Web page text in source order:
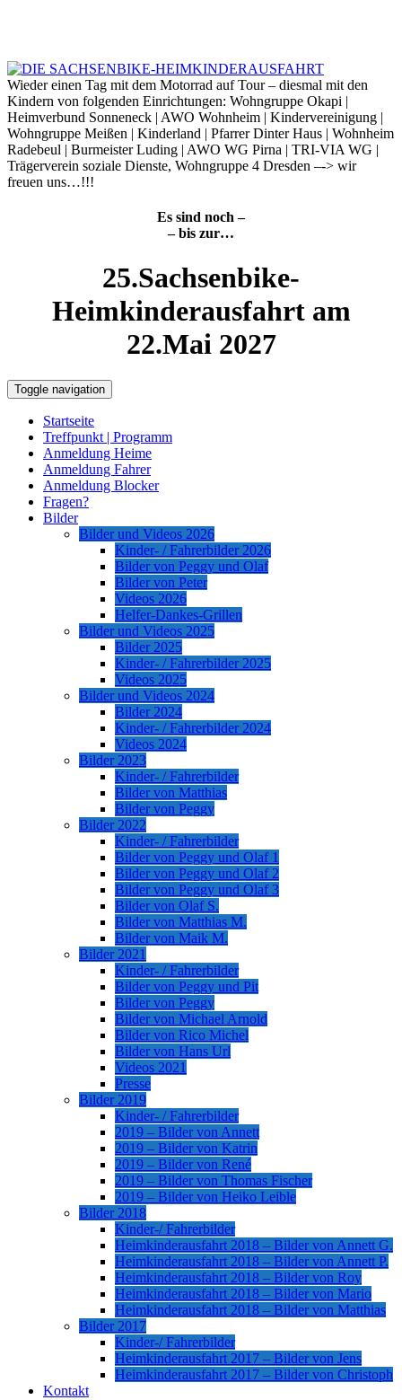
Wieder einen Tag mit dem Motorrad auf Tour – diesmal mit den
Kindern von folgenden Einrichtungen: Wohngruppe Okapi |
Heimverbund Sonneneck | AWO Wohnheim | Kindervereinigung |
Wohngruppe Meißen | Kinderland | Pfarrer Dinter Haus | Wohnheim
Radebeul | Burmeister Luding | AWO WG Pirna | TRI-VIA WG |
Trägerverein soziale Dienste, Wohngruppe 4 Dresden –-> wir
freuen uns…!!!
Es sind noch –
– bis zur…
25.Sachsenbike-
Heimkinderausfahrt am
22.Mai 2027
Toggle navigation
Startseite
Treffpunkt | Programm
Anmeldung Heime
Anmeldung Fahrer
Anmeldung Blocker
Fragen?
Bilder
Bilder und Videos 2026
Kinder- / Fahrerbilder 2026
Bilder von Peggy und Olaf
Bilder von Peter
Videos 2026
Helfer-Dankes-Grillen
Bilder und Videos 2025
Bilder 2025
Kinder- / Fahrerbilder 2025
Videos 2025
Bilder und Videos 2024
Bilder 2024
Kinder- / Fahrerbilder 2024
Videos 2024
Bilder 2023
Kinder- / Fahrerbilder
Bilder von Matthias
Bilder von Peggy
Bilder 2022
Kinder- / Fahrerbilder
Bilder von Peggy und Olaf 1
Bilder von Peggy und Olaf 2
Bilder von Peggy und Olaf 3
Bilder von Olaf S.
Bilder von Matthias M.
Bilder von Maik M.
Bilder 2021
Kinder- / Fahrerbilder
Bilder von Peggy und Pit
Bilder von Peggy
Bilder von Michael Arnold
Bilder von Rico Michel
Bilder von Hans Url
Videos 2021
Presse
Bilder 2019
Kinder- / Fahrerbilder
2019 – Bilder von Annett
2019 – Bilder von Katrin
2019 – Bilder von René
2019 – Bilder von Thomas Fischer
2019 – Bilder von Heiko Leible
Bilder 2018
Kinder-/ Fahrerbilder
Heimkinderausfahrt 2018 – Bilder von Annett G.
Heimkinderausfahrt 2018 – Bilder von Annett P.
Heimkinderausfahrt 2018 – Bilder von Roy
Heimkinderausfahrt 2018 – Bilder von Mario
Heimkinderausfahrt 2018 – Bilder von Matthias
Bilder 2017
Kinder-/ Fahrerbilder
Heimkinderausfahrt 2017 – Bilder von Jens
Heimkinderausfahrt 2017 – Bilder von Christoph
Kontakt